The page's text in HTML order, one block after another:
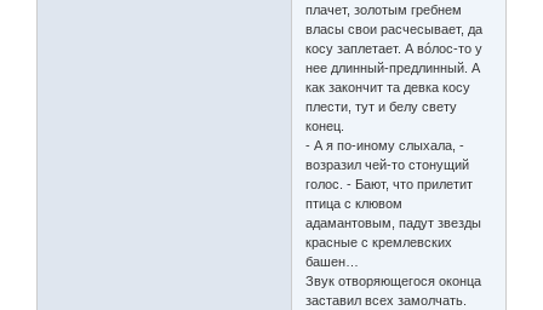
плачет, золотым гребнем
власы свои расчесывает, да
косу заплетает. А вóлос-то у
нее длинный-предлинный. А
как закончит та девка косу
плести, тут и белу свету
конец.
- А я по-иному слыхала, -
возразил чей-то стонущий
голос. - Бают, что прилетит
птица с клювом
адамантовым, падут звезды
красные с кремлевских
башен…
Звук отворяющегося оконца
заставил всех замолчать.